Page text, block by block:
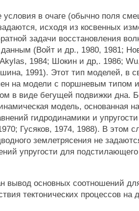
условия в очаге (обычно поля
исходя из косвенных
задачи восстановления
(Войт и др., 1980, 1981;
1984; Шокин и др,. 1986;
1991). Этот тип моделей, в
на модели с поршневым типом
в виде бегущей подвижки дна.
модель, основанная
гидродинамики и
Гусяков, 1974, 1988). В этом
землетрясения не
упругости для
вывод основных соотношений
тектонических процессов на